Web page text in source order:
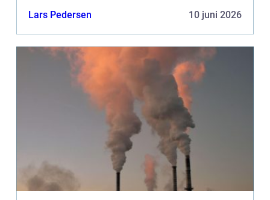
Lars Pedersen 10 juni 2026